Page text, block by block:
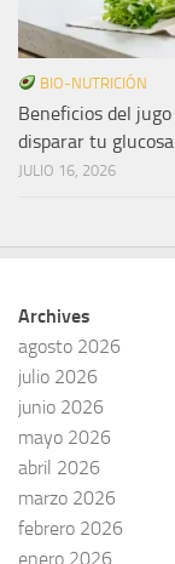
BIO-NUTRICIÓN
Beneficios del
disparar tu glucosa
JULIO 16, 2026
Archives
agosto 2026
julio 2026
junio 2026
mayo 2026
abril 2026
marzo 2026
febrero 2026
enero 2026